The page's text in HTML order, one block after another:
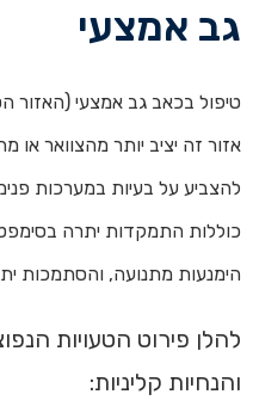
גב אמצעי
טיפול בכאב גב אמצעי (האזור
אזור זה יציב יותר מהצוואר או
להצביע על בעיות במערכות
כוללות התמקדות יתרה
הימנעות מתנועה, והסתמכות
להלן פירוט הטעויות
והנחיות קליניות: